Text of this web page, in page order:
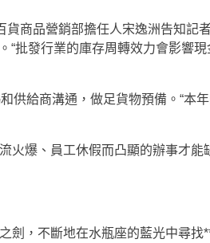
商品營銷部擔任人宋逸洲告知記
批發行業的庫存周轉效力會影響
供給商溝通，做足貨物預備。“本
火爆、員工休假而凸顯的辦事才能
劍，不斷地在水瓶座的藍光中尋找